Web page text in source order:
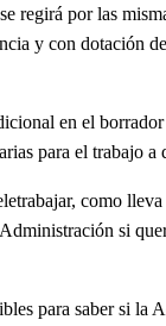
regirá por las
y con dotación
en el
para el trabajo a
como
si
para saber si la